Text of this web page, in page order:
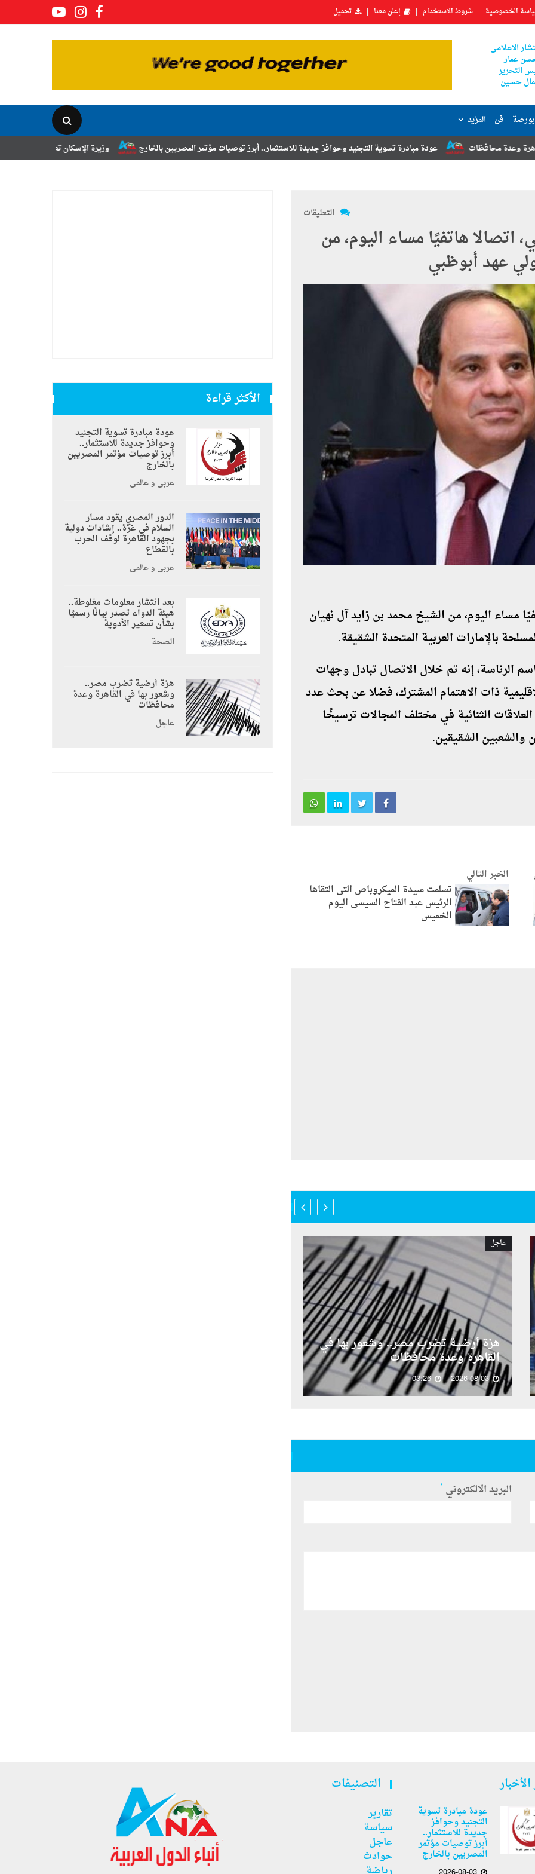
الخصوصية شروط الاستخدام إعلن معنا تحميل
الاعلامى
عمار
التحرير
حسين
فن المزيد
وزيرة الإسكان تعلن نتائج قرعة تخصيص أراضي عودة مبادرة تسوية التجنيد وحوافز جديدة للاستثمار.. أبرز توصيات مؤتمر المصريين بالخارج
التعليقات
اتصالا هاتفيًا مساء اليوم، من
عهد أبوظبي
مساء اليوم، من الشيخ محمد بن زايد آل نهيان
بالإمارات العربية المتحدة الشقيقة.
الرئاسة، إنه تم خلال الاتصال تبادل وجهات
ذات الاهتمام المشترك، فضلا عن بحث عدد
الثنائية في مختلف المجالات ترسيخًا
والشعبين الشقيقين.
الخبر التالي
تسلمت سيدة الميكروباص التى التقاها
الرئيس عبد الفتاح السيسى اليوم
الخميس
عاجل
هزة أرضية تضرب مصر.. وشعور بها في
القاهرة وعدة محافظات
2026-08-03
03:26
البريد الالكتروني *
الأكثر قراءة
عودة مبادرة تسوية التجنيد
وحوافز جديدة للاستثمار..
أبرز توصيات مؤتمر المصريين
بالخارج
عربي و عالمي
الدور المصري يقود مسار
السلام في غزة.. إشادات دولية
بجهود القاهرة لوقف الحرب
بالقطاع
عربي و عالمي
بعد انتشار معلومات مغلوطة..
هيئة الدواء تصدر بيانًا رسميًا
بشأن تسعير الأدوية
الصحة
هزة أرضية تضرب مصر..
وشعور بها في القاهرة وعدة
محافظات
عاجل
عودة مبادرة تسوية
التجنيد وحوافز
جديدة للاستثمار..
أبرز توصيات مؤتمر
المصريين بالخارج
التصنيفات
تقارير
سياسة
عاجل
حوادث